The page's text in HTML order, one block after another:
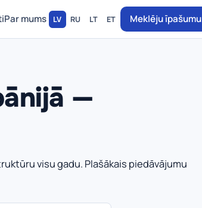
Par mums LV RU LT ET Meklēju īpašumu
—
visu gadu. Plašākais piedāvājumu